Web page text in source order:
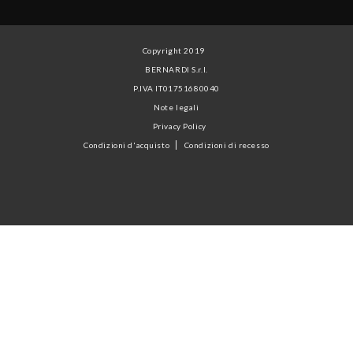
Copyright 2019
BERNARDI S.r.l.
P.IVA IT01751680040
Note legali
Privacy Policy
Condizioni d'acquisto
Condizioni di recesso